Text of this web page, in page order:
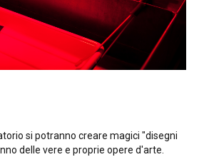
si potranno creare magici "disegni
delle vere e proprie opere d'arte.